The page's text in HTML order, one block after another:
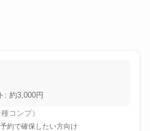
: 約3,000円
コンプ）
約で確保したい方向け